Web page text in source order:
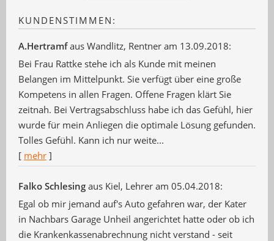
KUNDENSTIMMEN:
A.Hertramfaus Wandlitz, Rentner am 13.09.2018:
Bei Frau Rattke stehe ich als Kunde mit meinen
Belangen im Mittelpunkt. Sie verfügt über eine große
Kompetens in allen Fragen. Offene Fragen klärt Sie
zeitnah. Bei Vertragsabschluss habe ich das Gefühl, hier
wurde für mein Anliegen die optimale Lösung gefunden.
Tolles Gefühl. Kann ich nur weite...
[ mehr ]
Falko Schlesing aus Kiel, Lehrer am 05.04.2018:
Egal ob mir jemand auf's Auto gefahren war, der Kater
in Nachbars Garage Unheil angerichtet hatte oder ob ich
die Krankenkassenabrechnung nicht verstand - seit